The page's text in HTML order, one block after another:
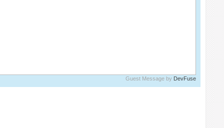
Guest Message by DevFuse